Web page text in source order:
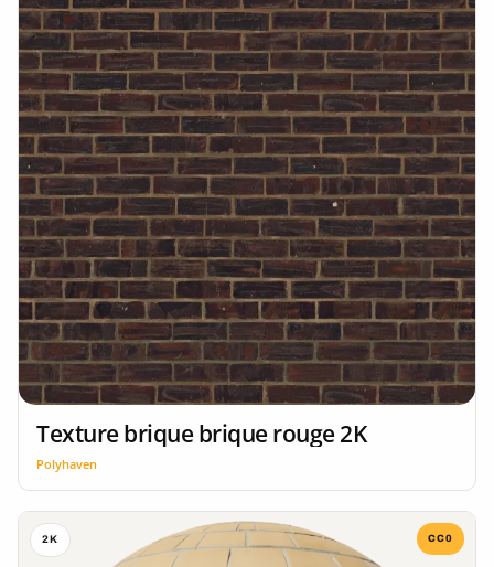
Texture brique brique rouge 2K
Polyhaven
2K CC0